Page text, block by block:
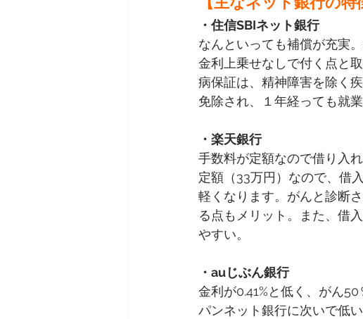
【主なネット銀行の特
・住信SBIネット銀行
なんといっても補償が充実
金利上乗せなしで付く点と
病保証は、精神障害を除く
免除され、１年経っても就
・楽天銀行
手数料が定額なので借り入
定額（33万円）なので、借
軽くなります。がんと診断
る点もメリット。また、借
やすい。
・auじぶん銀行
金利が0.41%と低く、がん
パンネット銀行に次いで低